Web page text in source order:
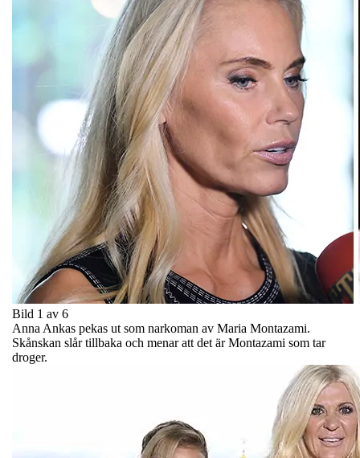
Bild 1 av 6
Anna Ankas pekas ut som narkoman av Maria Montazami.
Skånskan slår tillbaka och menar att det är Montazami som tar
droger.